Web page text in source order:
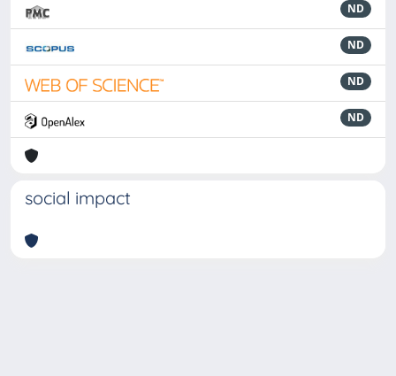
ND
ND
ND
ND
social impact